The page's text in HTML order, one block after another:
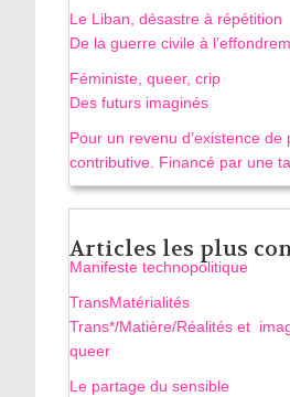
Le Liban, désastre à répétition
De la guerre civile à
Féministe, queer, crip
Des futurs imaginés
Pour un revenu d’existence de
contributive. Financé par une
Articles les plus
Manifeste technopolitique
TransMatérialités
Trans*/Matière/Réalités et
queer
Le partage du sensible